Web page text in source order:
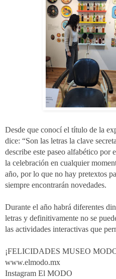
Desde que conocí el título de la
dice: “Son las letras la clave
describe este paseo alfabético por
la celebración en cualquier
año, por lo que no hay pretextos
siempre encontrarán novedades.
Durante el año habrá diferentes
letras y definitivamente no se
las actividades interactivas que
¡FELICIDADES MUSEO
www.elmodo.mx
Instagram El MODO